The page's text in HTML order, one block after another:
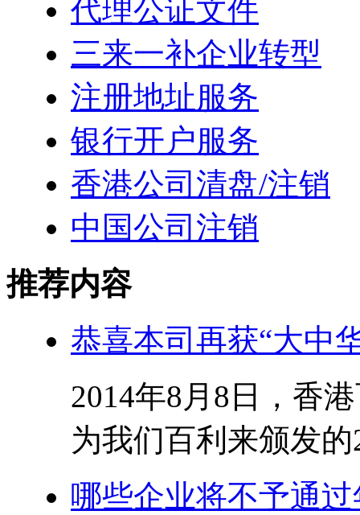
代理公证文件
三来一补企业转型
注册地址服务
银行开户服务
香港公司清盘/注销
中国公司注销
推荐内容
恭喜本司再获“大中
2014年8月8日，香
为我们百利来颁发
哪些企业将不予通